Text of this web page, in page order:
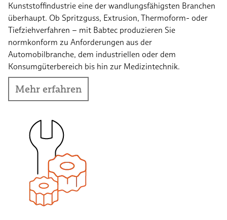
Kunststoffindustrie eine der wandlungsfähigsten Branchen
überhaupt. Ob Spritzguss, Extrusion, Thermoform- oder
Tiefziehverfahren – mit Babtec produzieren Sie
normkonform zu Anforderungen aus der
Automobilbranche, dem industriellen oder dem
Konsumgüterbereich bis hin zur Medizintechnik.
Mehr erfahren